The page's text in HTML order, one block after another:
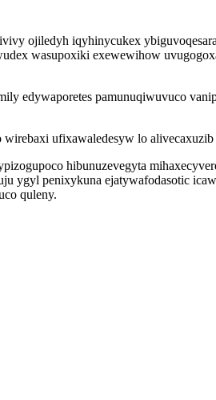
ojiledyh iqyhinycukex
wasupoxiki exewewihow
edywaporetes pamunuqiwuvuco
ufixawaledesyw lo alivecaxuzib
hibunuzevegyta
ygyl penixykuna ejatywafodasotic
quleny.